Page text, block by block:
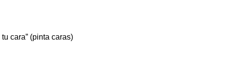
cara” (pinta caras)